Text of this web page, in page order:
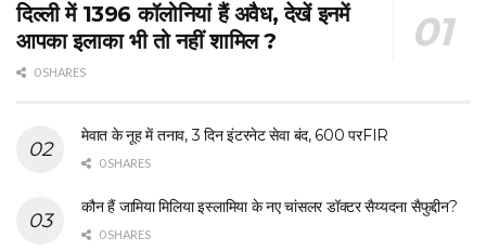
दिल्ली में 1396 कॉलोनियां हैं अवैध, देखें इनमें
आपका इलाका भी तो नहीं शामिल ?
0 SHARES
मेवात के नूह में तनाव, 3 दिन इंटरनेट सेवा बंद, 600 परFIR
0 SHARES
कौन हैं जामिया मिलिया इस्लामिया के नए चांसलर डॉक्टर सैय्यदना सैफुद्दीन?
0 SHARES